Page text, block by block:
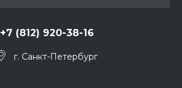
+7 (812) 920-38-16
г. Санкт-Петербург